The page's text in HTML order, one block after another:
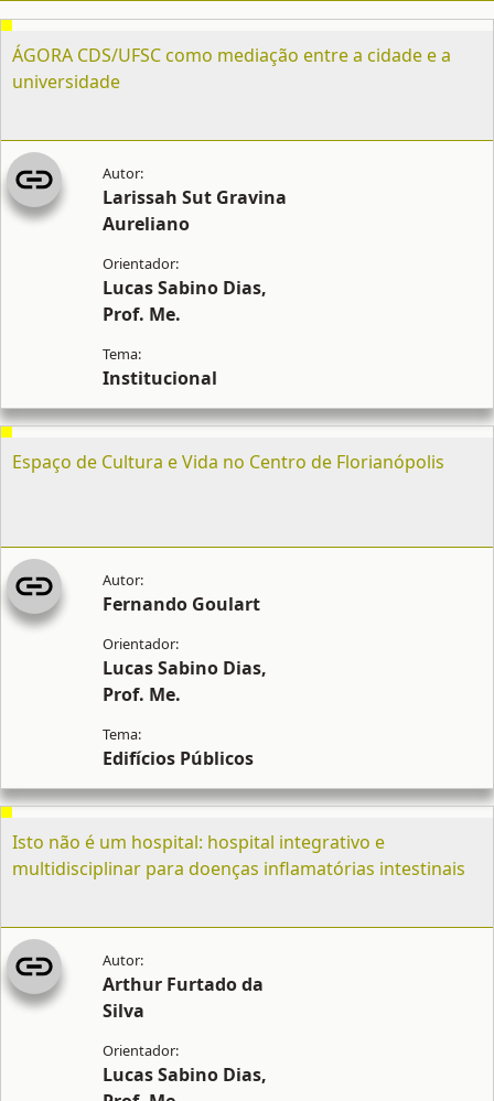
ÁGORA CDS/UFSC como mediação entre a cidade e a
universidade
Larissah Sut Gravina
Aureliano
Lucas Sabino Dias,
Prof. Me.
Institucional
Espaço de Cultura e Vida no Centro de Florianópolis
Fernando Goulart
Lucas Sabino Dias,
Prof. Me.
Edifícios Públicos
Isto não é um hospital: hospital integrativo e
multidisciplinar para doenças inflamatórias intestinais
Arthur Furtado da
Silva
Lucas Sabino Dias,